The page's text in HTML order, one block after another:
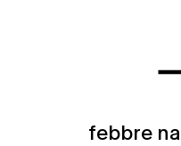
febbre